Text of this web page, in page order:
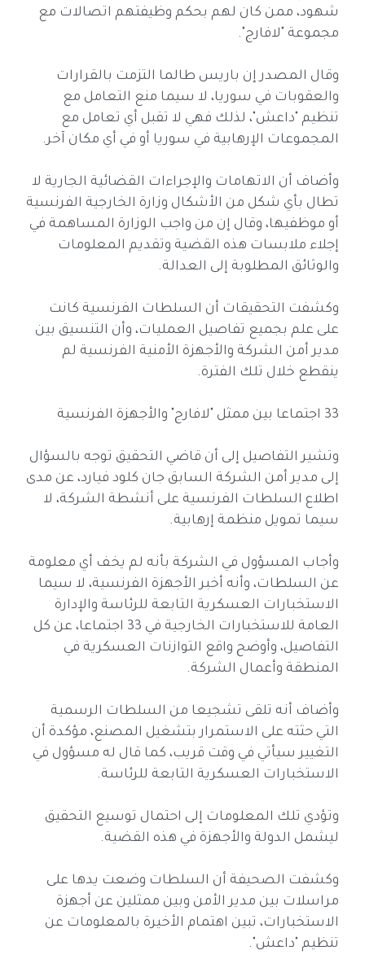
شهود، ممن كان لهم بحكم وظيفتهم اتصالات مع
مجموعة "لافارج".
وقال المصدر إن باريس طالما التزمت بالقرارات
والعقوبات في سوريا، لا سيما منع التعامل مع
تنظيم "داعش"، لذلك فهي لا تقبل أي تعامل مع
المجموعات الإرهابية في سوريا أو في أي مكان آخر.
وأضاف أن الاتهامات والإجراءات القضائية الجارية لا
تطال بأي شكل من الأشكال وزارة الخارجية الفرنسية
أو موظفيها، وقال إن من واجب الوزارة المساهمة في
إجلاء ملابسات هذه القضية وتقديم المعلومات
والوثائق المطلوبة إلى العدالة.
وكشفت التحقيقات أن السلطات الفرنسية كانت
على علم بجميع تفاصيل العمليات، وأن التنسيق بين
مدير أمن الشركة والأجهزة الأمنية الفرنسية لم
ينقطع خلال تلك الفترة.
33 اجتماعا بين ممثل "لافارج" والأجهزة الفرنسية
وتشير التفاصيل إلى أن قاضي التحقيق توجه بالسؤال
إلى مدير أمن الشركة السابق جان كلود فيارد، عن مدى
اطلاع السلطات الفرنسية على أنشطة الشركة، لا
سيما تمويل منظمة إرهابية.
وأجاب المسؤول في الشركة بأنه لم يخف أي معلومة
عن السلطات، وأنه أخبر الأجهزة الفرنسية، لا سيما
الاستخبارات العسكرية التابعة للرئاسة والإدارة
العامة للاستخبارات الخارجية في 33 اجتماعا، عن كل
التفاصيل، وأوضح واقع التوازنات العسكرية في
المنطقة وأعمال الشركة.
وأضاف أنه تلقى تشجيعا من السلطات الرسمية
التي حثته على الاستمرار بتشغيل المصنع، مؤكدة أن
التغيير سيأتي في وقت قريب، كما قال له مسؤول في
الاستخبارات العسكرية التابعة للرئاسة.
وتؤدي تلك المعلومات إلى احتمال توسيع التحقيق
ليشمل الدولة والأجهزة في هذه القضية.
وكشفت الصحيفة أن السلطات وضعت يدها على
مراسلات بين مدير الأمن وبين ممثلين عن أجهزة
الاستخبارات، تبين اهتمام الأخيرة بالمعلومات عن
تنظيم "داعش".